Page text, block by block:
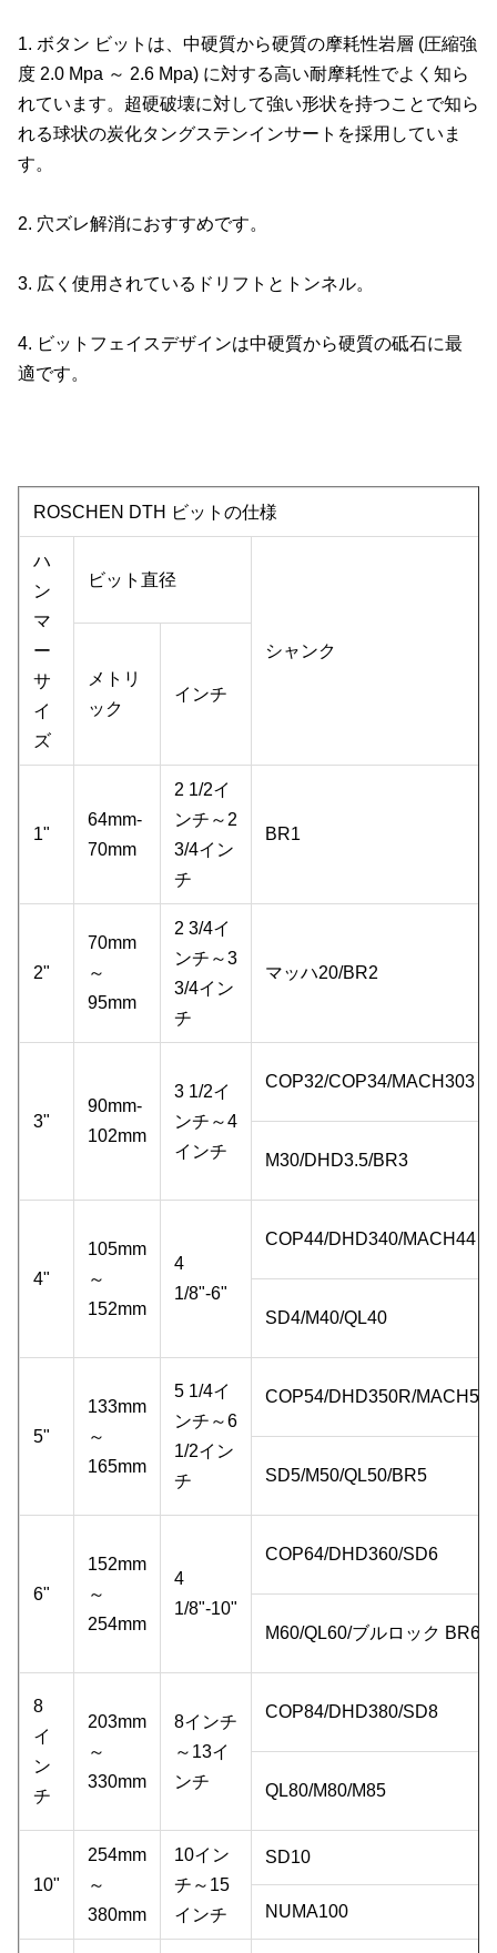
1. ボタン ビットは、中硬質から硬質の摩耗性岩層 (圧縮強
度 2.0 Mpa ～ 2.6 Mpa) に対する高い耐摩耗性でよく知ら
れています。超硬破壊に対して強い形状を持つことで知ら
れる球状の炭化タングステンインサートを採用していま
す。
2. 穴ズレ解消におすすめです。
3. 広く使用されているドリフトとトンネル。
4. ビットフェイスデザインは中硬質から硬質の砥石に最
適です。
ROSCHEN DTH ビットの仕様
ハ
ン
マ
ー
サ
イ
ズ
ビット直径
シャンク
メトリ
ック
インチ
1"
64mm-
70mm
2 1/2イ
ンチ～2
3/4イン
チ
BR1
2"
70mm
～
95mm
2 3/4イ
ンチ～3
3/4イン
チ
マッハ20/BR2
3"
90mm-
102mm
3 1/2イ
ンチ～4
インチ
COP32/COP34/MACH303
M30/DHD3.5/BR3
4"
105mm
～
152mm
4
1/8"-6"
COP44/DHD340/MACH44
SD4/M40/QL40
5"
133mm
～
165mm
5 1/4イ
ンチ～6
1/2イン
チ
COP54/DHD350R/MACH50
SD5/M50/QL50/BR5
6"
152mm
～
254mm
4
1/8"-10"
COP64/DHD360/SD6
M60/QL60/ブルロック BR6
8
イ
ン
チ
203mm
～
330mm
8インチ
～13イ
ンチ
COP84/DHD380/SD8
QL80/M80/M85
10"
254mm
～
380mm
10イン
チ～15
インチ
SD10
NUMA100